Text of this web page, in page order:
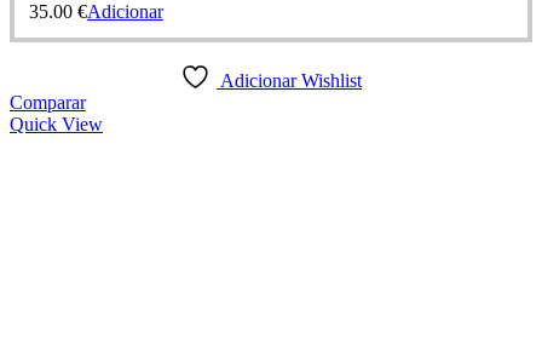
35.00 €Adicionar
Adicionar Wishlist
Comparar
Quick View